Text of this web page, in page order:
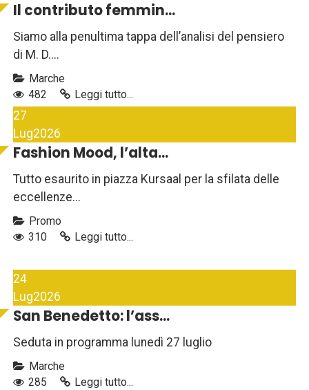
Il contributo femmin...
Siamo alla penultima tappa dell’analisi del pensiero
di M. D....
Marche
482
Leggi tutto...
27
Lug2026
Fashion Mood, l’alta...
Tutto esaurito in piazza Kursaal per la sfilata delle
eccellenze...
Promo
310
Leggi tutto...
24
Lug2026
San Benedetto: l’ass...
Seduta in programma lunedì 27 luglio
Marche
285
Leggi tutto...